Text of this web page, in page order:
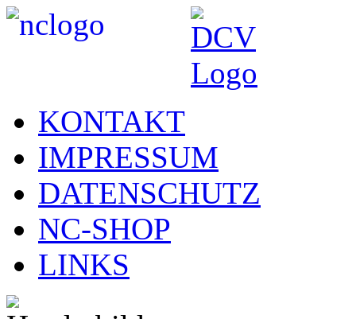
KONTAKT
IMPRESSUM
DATENSCHUTZ
NC-SHOP
LINKS